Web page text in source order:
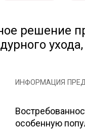
решение
ИНФОРМАЦИЯ
особенную